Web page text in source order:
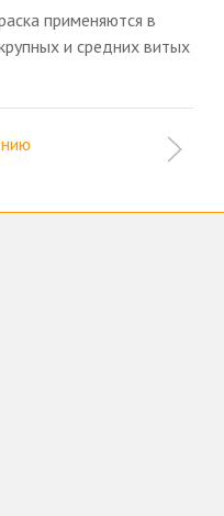
применяются в
и средних витых